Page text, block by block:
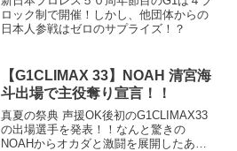
ロック制で開催！しかし、他団体からの
日本人参戦はゼロのサプライズ！？
【G1CLIMAX 33】NOAH 清宮海
斗出場で主役奪り宣言！！
真夏の祭典 声援OK後初のG1CLIMAX33
の出場選手を発表！！なんと驚きの
NOAHからオカダと激闘を展開したあの